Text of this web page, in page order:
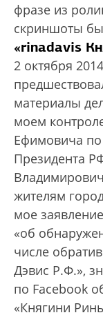
фразе из
скриншоты
«rinadavis
2 октября
материалы
моем
Ефимовича по
Президента
жителям
мое
«об
числе
Дэвис Р.Ф.»,
по Facebook
«Княгини